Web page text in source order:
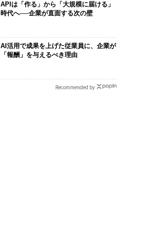
APIは「作る」から「大規模に届ける」
時代へ──企業が直面する次の壁
AI活用で成果を上げた従業員に、企業が
「報酬」を与えるべき理由
Recommended by